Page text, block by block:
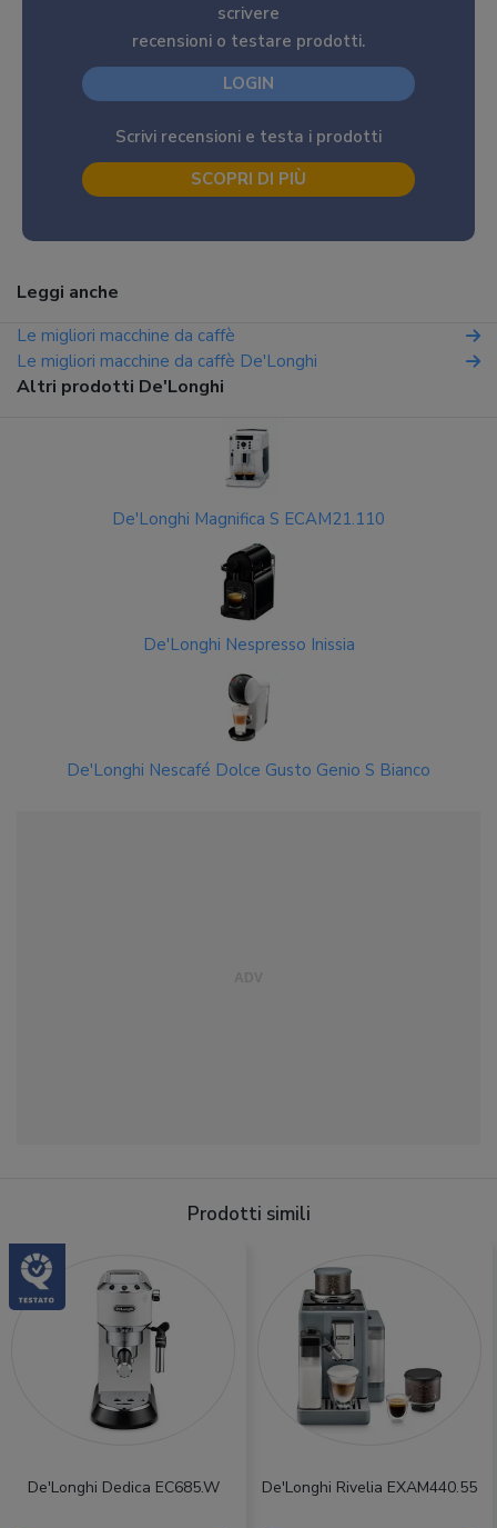
scrivere
recensioni o testare prodotti.
LOGIN
Scrivi recensioni e testa i prodotti
SCOPRI DI PIÙ
Leggi anche
Le migliori macchine da caffè
Le migliori macchine da caffè De'Longhi
Altri prodotti De'Longhi
De'Longhi Magnifica S ECAM21.110
De'Longhi Nespresso Inissia
De'Longhi Nescafé Dolce Gusto Genio S Bianco
Prodotti simili
De'Longhi Dedica EC685.W De'Longhi Rivelia EXAM440.55